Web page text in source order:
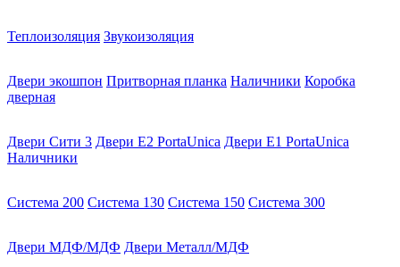
Теплоизоляция Звукоизоляция
Двери экошпон Притворная планка Наличники Коробка
дверная
Двери Сити 3 Двери E2 PortaUnica Двери E1 PortaUnica
Наличники
Система 200 Система 130 Система 150 Система 300
Двери МДФ/МДФ Двери Металл/МДФ